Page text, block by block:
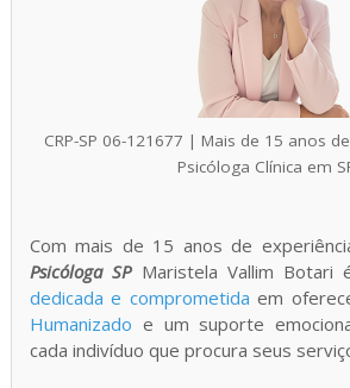
CRP-SP 06-121677 | Mais de 15 anos
Psicóloga Clínica em
Com mais de 15 anos de
Psicóloga SPMaristela Vallim Botari
dedicada e comprometida em
Humanizado e um suporte
cada indivíduo que procura seus